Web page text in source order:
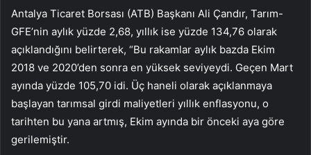
Antalya Ticaret Borsası (ATB) Başkanı Ali Çandır, Tarım-
GFE’nin aylık yüzde 2,68, yıllık ise yüzde 134,76 olarak
açıklandığını belirterek, “Bu rakamlar aylık bazda Ekim
2018 ve 2020’den sonra en yüksek seviyeydi. Geçen Mart
ayında yüzde 105,70 idi. Üç haneli olarak açıklanmaya
başlayan tarımsal girdi maliyetleri yıllık enflasyonu, o
tarihten bu yana artmış, Ekim ayında bir önceki aya göre
gerilemiştir.